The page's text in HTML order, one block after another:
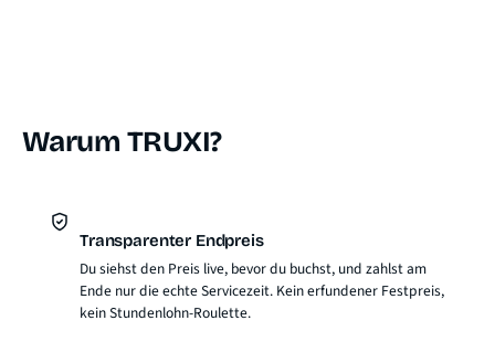
Warum TRUXI?
Transparenter Endpreis
Du siehst den Preis live, bevor du buchst, und zahlst am
Ende nur die echte Servicezeit. Kein erfundener Festpreis,
kein Stundenlohn-Roulette.